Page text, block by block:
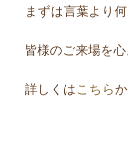
まずは言葉より
皆様のご来場を
詳しくは こちら